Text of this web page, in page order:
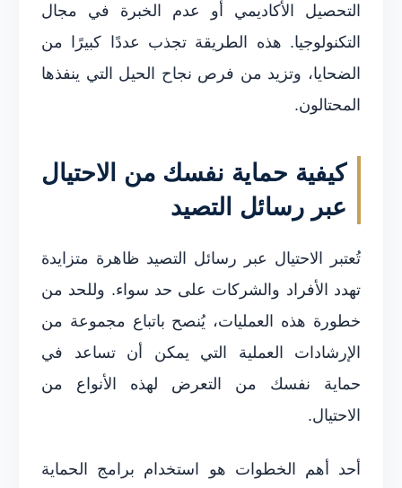
التحصيل الأكاديمي أو عدم الخبرة في مجال
التكنولوجيا. هذه الطريقة تجذب عددًا كبيرًا من
الضحايا، وتزيد من فرص نجاح الحيل التي ينفذها
المحتالون.
كيفية حماية نفسك من الاحتيال
عبر رسائل التصيد
تُعتبر الاحتيال عبر رسائل التصيد ظاهرة متزايدة
تهدد الأفراد والشركات على حد سواء. وللحد من
خطورة هذه العمليات، يُنصح باتباع مجموعة من
الإرشادات العملية التي يمكن أن تساعد في
حماية نفسك من التعرض لهذه الأنواع من
الاحتيال.
أحد أهم الخطوات هو استخدام برامج الحماية